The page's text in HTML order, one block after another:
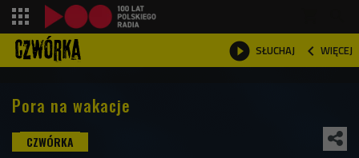
 SŁUCHAJ  WIĘCEJ

Pora na wakacje